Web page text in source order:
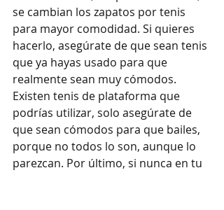
se cambian los zapatos por tenis
para mayor comodidad. Si quieres
hacerlo, asegúrate de que sean tenis
que ya hayas usado para que
realmente sean muy cómodos.
Existen tenis de plataforma que
podrías utilizar, solo asegúrate de
que sean cómodos para que bailes,
porque no todos lo son, aunque lo
parezcan. Por último, si nunca en tu